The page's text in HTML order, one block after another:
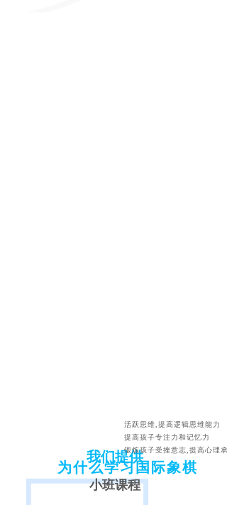
我们提供
小班课程
为什么学习国际象棋
活跃思维,提高逻辑思维能力
提高孩子专注力和记忆力
锻炼孩子受挫意志,提高心理承